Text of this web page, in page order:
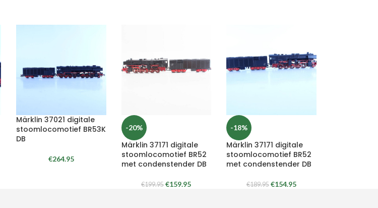
Märklin 37021 digitale
stoomlocomotief BR53K
DB
€264.95
-20%
Märklin 37171 digitale
stoomlocomotief BR52
met condenstender DB
€199.95 €159.95
-18%
Märklin 37171 digitale
stoomlocomotief BR52
met condenstender DB
€189.95 €154.95